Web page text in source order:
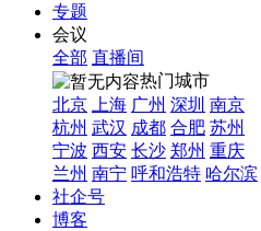
专题
会议
全部 直播间
热门城市
北京
上海 广州 深圳 南京
杭州 武汉 成都 合肥 苏州
宁波 西安 长沙 郑州 重庆
兰州 南宁 呼和浩特 哈尔滨
社企号
博客